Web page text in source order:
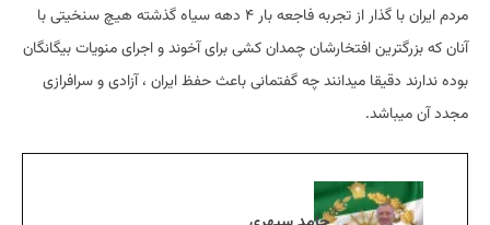
مردم ایران با گذار از تجربه فاجعه بار ۴ دهه سیاه گذشته هیچ سنخیتی با
آنان که بزرگترین افتخارشان چمدان کشی برای آخوند و اجرای منویات بیگانگان
بوده ندارند دقیقا میدانند چه گفتمانی باعث حفظ ایران ، آزادی و سرافرازی
مجدد آن میباشد.